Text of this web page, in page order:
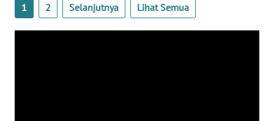
1 2 Selanjutnya Lihat Semua
PAPUA